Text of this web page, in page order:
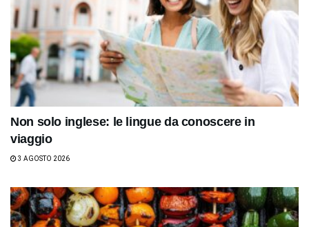
Non solo inglese: le lingue da conoscere in
viaggio
3 AGOSTO 2026